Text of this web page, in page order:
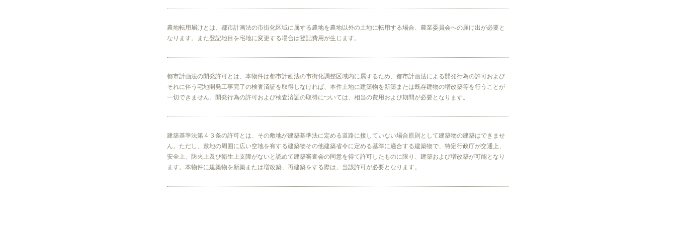
農地転用届けとは、都市計画法の市街化区域に属する農地を農地以外の土地に転用する場合、農業委員会への届け出が必要と
なります。また登記地目を宅地に変更する場合は登記費用が生じます。
都市計画法の開発許可とは、本物件は都市計画法の市街化調整区域内に属するため、都市計画法による開発行為の許可および
それに伴う宅地開発工事完了の検査済証を取得しなければ、本件土地に建築物を新築または既存建物の増改築等を行うことが
一切できません。開発行為の許可および検査済証の取得については、相当の費用および期間が必要となります。
建築基準法第４３条の許可とは、その敷地が建築基準法に定める道路に接していない場合原則として建築物の建築はできませ
ん。ただし、敷地の周囲に広い空地を有する建築物その他建築省令に定める基準に適合する建築物で、特定行政庁が交通上、
安全上、防火上及び衛生上支障がないと認めて建築審査会の同意を得て許可したものに限り、建築および増改築が可能となり
ます。本物件に建築物を新築または増改築、再建築をする際は、当該許可が必要となります。